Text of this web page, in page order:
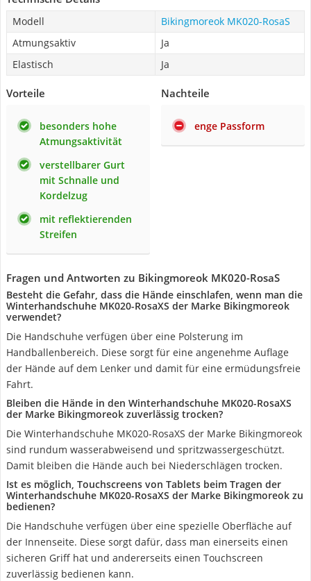
Modell
Bikingmoreok ‎MK020-RosaS
Atmungsaktiv
Ja
Elastisch
Ja
Vorteile
besonders hohe
Atmungsaktivität
verstellbarer Gurt
mit Schnalle und
Kordelzug
mit reflektierenden
Streifen
Nachteile
enge Passform
Fragen und Antworten zu Bikingmoreok ‎MK020-RosaS
Besteht die Gefahr, dass die Hände einschlafen, wenn man die
Winterhandschuhe MK020-RosaXS der Marke Bikingmoreok
verwendet?
Die Handschuhe verfügen über eine Polsterung im
Handballenbereich. Diese sorgt für eine angenehme Auflage
der Hände auf dem Lenker und damit für eine ermüdungsfreie
Fahrt.
Bleiben die Hände in den Winterhandschuhe MK020-RosaXS
der Marke Bikingmoreok zuverlässig trocken?
Die Winterhandschuhe MK020-RosaXS der Marke Bikingmoreok
sind rundum wasserabweisend und spritzwassergeschützt.
Damit bleiben die Hände auch bei Niederschlägen trocken.
Ist es möglich, Touchscreens von Tablets beim Tragen der
Winterhandschuhe MK020-RosaXS der Marke Bikingmoreok zu
bedienen?
Die Handschuhe verfügen über eine spezielle Oberfläche auf
der Innenseite. Diese sorgt dafür, dass man einerseits einen
sicheren Griff hat und andererseits einen Touchscreen
zuverlässig bedienen kann.